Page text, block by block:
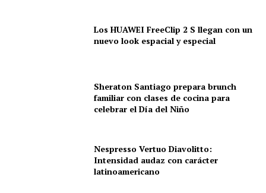
Los HUAWEI FreeClip 2 S llegan con un
nuevo look espacial y especial
Sheraton Santiago prepara brunch
familiar con clases de cocina para
celebrar el Día del Niño
Nespresso Vertuo Diavolitto:
Intensidad audaz con carácter
latinoamericano